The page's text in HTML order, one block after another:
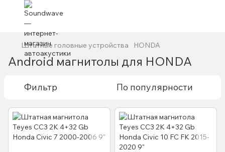
Штатные головные устройства HONDA
Android магнитолы для HONDA
Фильтр По популярности